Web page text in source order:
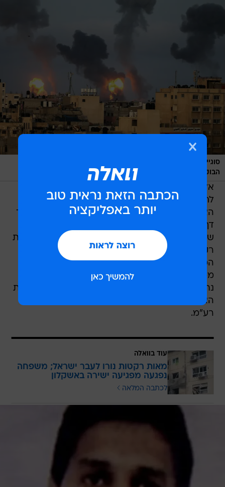
סוגיית המנצח עוד רחוקה מלהיות מוכרעת. רצועת עזה,
הבוקר
אלא שסוגיית המנצח עוד רחוקה מלהיות מוכרעת.
לחמאס אין "תוכנית יציאה", מלבד זו הנשענת על
האינטואיציה של מפקדיה ובהם יחיא סינואר ומוחמד
דף שישראל תרצה בסיום מהיר של המערכה. קשה
שלא לחשוד שמי שקיבל בחמאס את ההחלטה לירות
רקטות, עשה זאת מבלי לחשב עד הסוף את
המשוואה. או במילים אחרות מיסקלקולציה. מערכה
ממושכת מול חמאס עשויה דווקא לתת לממשלת
נתניהו בדיוק את החמצן שלו היא זקוקה ולטרפד את
האפשרות של הקמת ממשלת שינוי הנשענת על
רע"מ.
עוד בוואלה
מאות רקטות נורו לעבר ישראל; משפחה
נפגעה מפגיעה ישירה באשקלון
לכתבה המלאה